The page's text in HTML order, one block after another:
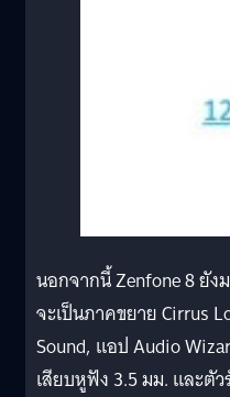
นอกจากนี้ Zenfone 8 ยั
จะเป็นภาคขยาย Cirrus
Sound, แอป Audio
เสียบหูฟัง 3.5 มม. และ